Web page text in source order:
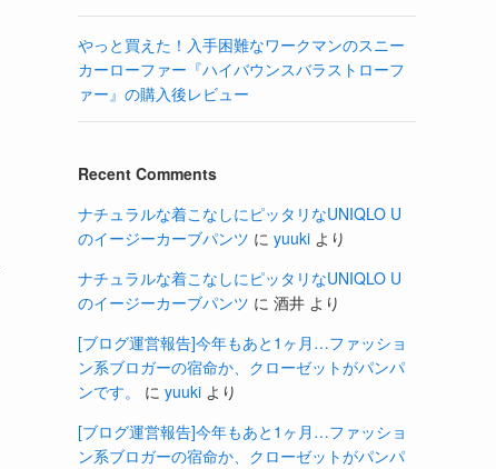
やっと買えた！入手困難なワークマンのスニー
カーローファー『ハイバウンスバラストローフ
ァー』の購入後レビュー
Recent Comments
ナチュラルな着こなしにピッタリなUNIQLO U
のイージーカーブパンツ に yuuki より
ナチュラルな着こなしにピッタリなUNIQLO U
のイージーカーブパンツ に 酒井 より
[ブログ運営報告]今年もあと1ヶ月…ファッショ
ン系ブロガーの宿命か、クローゼットがパンパ
ンです。
に yuuki より
[ブログ運営報告]今年もあと1ヶ月…ファッショ
ン系ブロガーの宿命か、クローゼットがパンパ